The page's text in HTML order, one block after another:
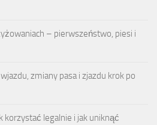
– pierwszeństwo, piesi i
zmiany pasa i zjazdu krok po
korzystać legalnie i jak uniknąć